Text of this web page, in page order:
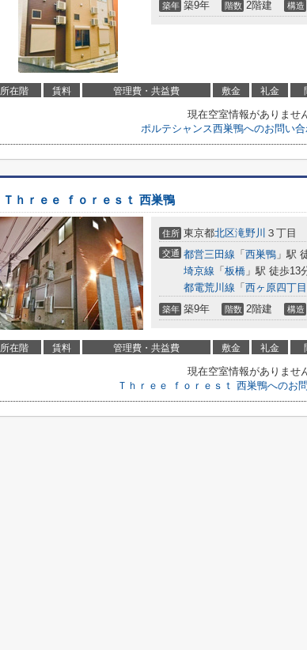
築年 築9年 階数 2階建 構造
所在階 賃料 管理費・共益費 敷金 礼金
現在空室情報がありません
ポルテシャンス西巣鴨へのお問い
Ｔｈｒｅｅ ｆｏｒｅｓｔ 西巣鴨
住所 東京都北区滝野川 ３丁目
交通 都営三田線 「 西巣鴨 」駅
埼京線 「 板橋 」駅 徒歩13
都電荒川線 「 西ヶ原四丁目
築年 築9年 階数 2階建 構造
所在階 賃料 管理費・共益費 敷金 礼金
現在空室情報がありません
Ｔｈｒｅｅ ｆｏｒｅｓｔ 西巣鴨へのお